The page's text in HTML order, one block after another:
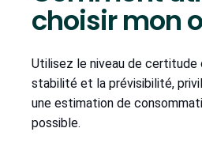
choisir mon
Utilisez le niveau de
stabilité et la prévisibilité,
une estimation de
possible.